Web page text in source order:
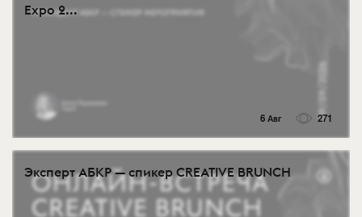
Expo 2...
6 Авг 271
Эксперт АБКР — спикер CREATIVE BRUNCH